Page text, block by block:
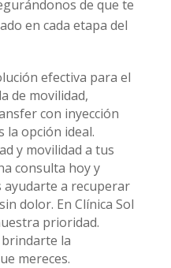
de que te
en cada etapa del
efectiva para el
de movilidad,
con inyección
la opción ideal.
y movilidad a tus
consulta hoy y
ayudarte a recuperar
dolor. En Clínica Sol
prioridad.
la
mereces.